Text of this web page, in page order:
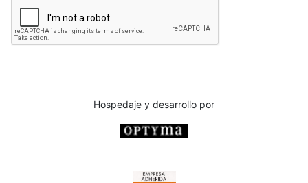
Hospedaje y desarrollo por